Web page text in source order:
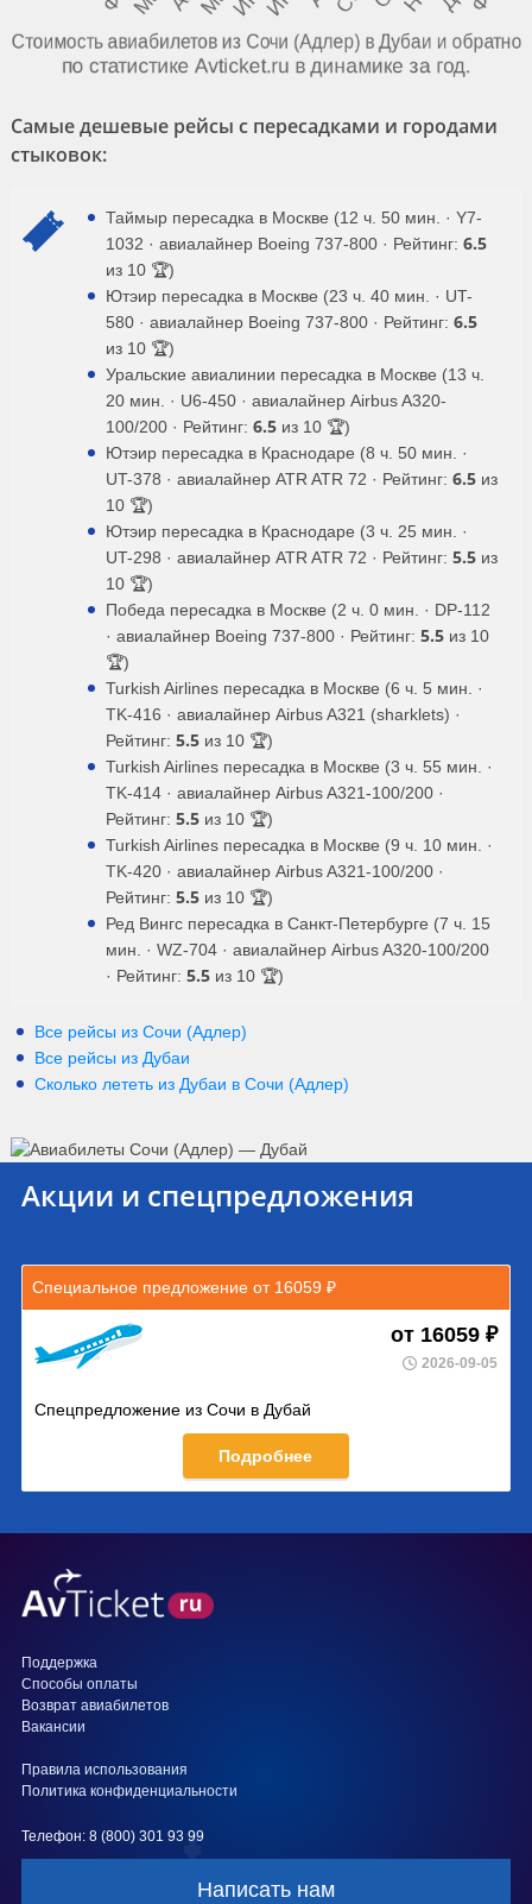
Самые дешевые рейсы с пересадками и городами
стыковок:
Таймыр пересадка в Москве (12 ч. 50 мин. · Y7-
1032 · авиалайнер Boeing 737-800 · Рейтинг: 6.5
из 10 🏆)
Ютэир пересадка в Москве (23 ч. 40 мин. · UT-
580 · авиалайнер Boeing 737-800 · Рейтинг: 6.5
из 10 🏆)
Уральские авиалинии пересадка в Москве (13 ч.
20 мин. · U6-450 · авиалайнер Airbus A320-
100/200 · Рейтинг: 6.5 из 10 🏆)
Ютэир пересадка в Краснодаре (8 ч. 50 мин. ·
UT-378 · авиалайнер ATR ATR 72 · Рейтинг: 6.5 из
10 🏆)
Ютэир пересадка в Краснодаре (3 ч. 25 мин. ·
UT-298 · авиалайнер ATR ATR 72 · Рейтинг: 5.5 из
10 🏆)
Победа пересадка в Москве (2 ч. 0 мин. · DP-112
· авиалайнер Boeing 737-800 · Рейтинг: 5.5 из 10
🏆)
Turkish Airlines пересадка в Москве (6 ч. 5 мин. ·
TK-416 · авиалайнер Airbus A321 (sharklets) ·
Рейтинг: 5.5 из 10 🏆)
Turkish Airlines пересадка в Москве (3 ч. 55 мин. ·
TK-414 · авиалайнер Airbus A321-100/200 ·
Рейтинг: 5.5 из 10 🏆)
Turkish Airlines пересадка в Москве (9 ч. 10 мин. ·
TK-420 · авиалайнер Airbus A321-100/200 ·
Рейтинг: 5.5 из 10 🏆)
Ред Вингс пересадка в Санкт-Петербурге (7 ч. 15
мин. · WZ-704 · авиалайнер Airbus A320-100/200
· Рейтинг: 5.5 из 10 🏆)
Все рейсы из Сочи (Адлер)
Все рейсы из Дубаи
Сколько лететь из Дубаи в Сочи (Адлер)
Акции и спецпредложения
Специальное предложение от 16059 ₽
от 16059 ₽
2026-09-05
Спецпредложение из Сочи в Дубай
Подробнее
Поддержка
Способы оплаты
Возврат авиабилетов
Вакансии
Правила использования
Политика конфиденциальности
Телефон: 8 (800) 301 93 99
Написать нам